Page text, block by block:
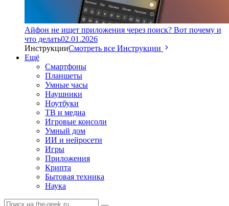
Айфон не ищет приложения через поиск? Вот почему и
что делать02.01.2026
ИнструкцииСмотреть все Инструкции
Ещё
Смартфоны
Планшеты
Умные часы
Наушники
Ноутбуки
ТВ и медиа
Игровые консоли
Умный дом
ИИ и нейросети
Игры
Приложения
Крипта
Бытовая техника
Наука